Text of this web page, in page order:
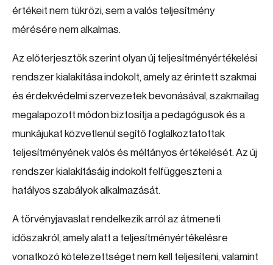
értékeit nem tükrözi, sem a valós teljesítmény
mérésére nem alkalmas.
Az előterjesztők szerint olyan új teljesítményértékelési
rendszer kialakítása indokolt, amely az érintett szakmai
és érdekvédelmi szervezetek bevonásával, szakmailag
megalapozott módon biztosítja a pedagógusok és a
munkájukat közvetlenül segítő foglalkoztatottak
teljesítményének valós és méltányos értékelését. Az új
rendszer kialakításáig indokolt felfüggeszteni a
hatályos szabályok alkalmazását.
A törvényjavaslat rendelkezik arról az átmeneti
időszakról, amely alatt a teljesítményértékelésre
vonatkozó kötelezettséget nem kell teljesíteni, valamint